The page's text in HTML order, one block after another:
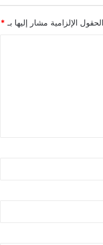
الحقول الإلزامية مشار إليها بـ *